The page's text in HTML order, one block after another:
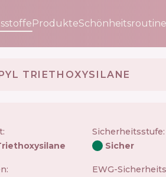
Produkte
TRIETHOXYSILANE
Sicherheitsstufe:
Sicher
EWG-